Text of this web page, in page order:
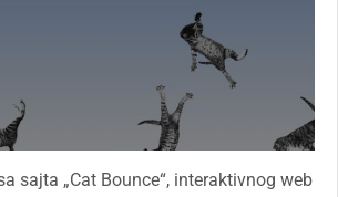
sajta „Cat Bounce“, interaktivnog web